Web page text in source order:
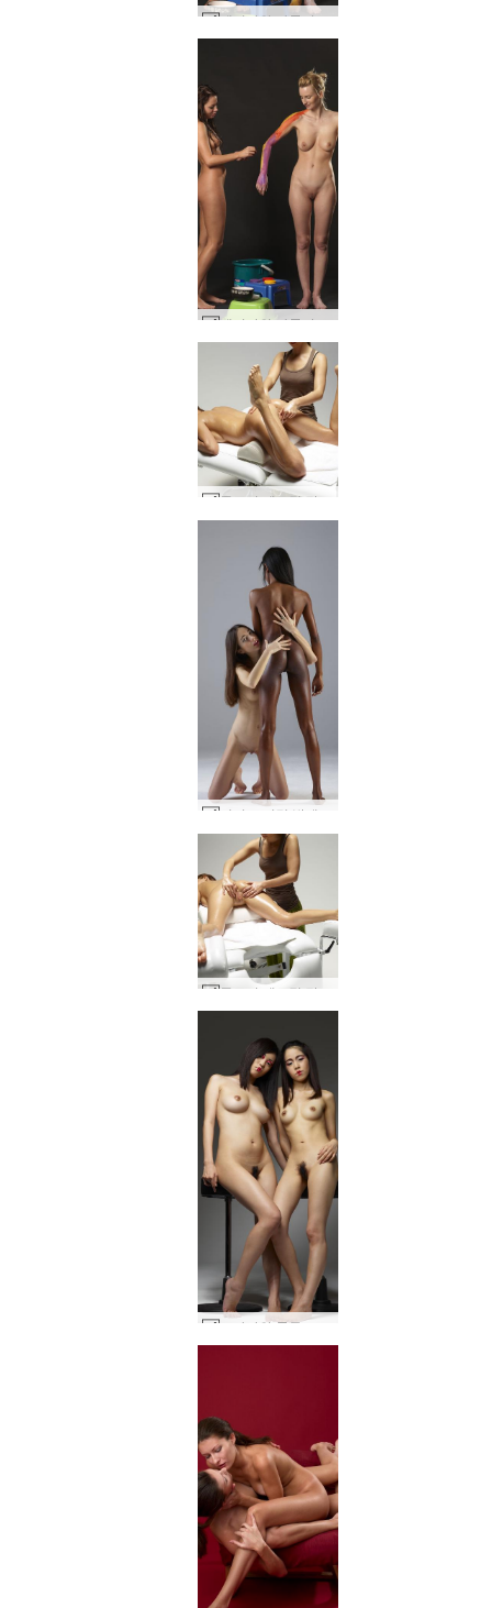
에리카와 카롤리나 바디페인팅 #43
에리카와 카롤리나 바디페인팅 #3
클로버 에로틱 탄트라 마사지 part2 #53
클로버 에로틱 탄트라 마사지 part2 #61